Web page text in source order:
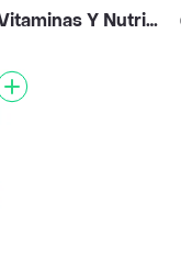
Vindo Vitaminas Y Nutrición Santa Ana